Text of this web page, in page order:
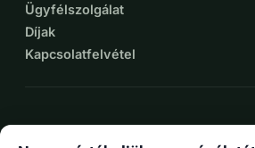
Ügyfélszolgálat
Díjak
Kapcsolatfelvétel